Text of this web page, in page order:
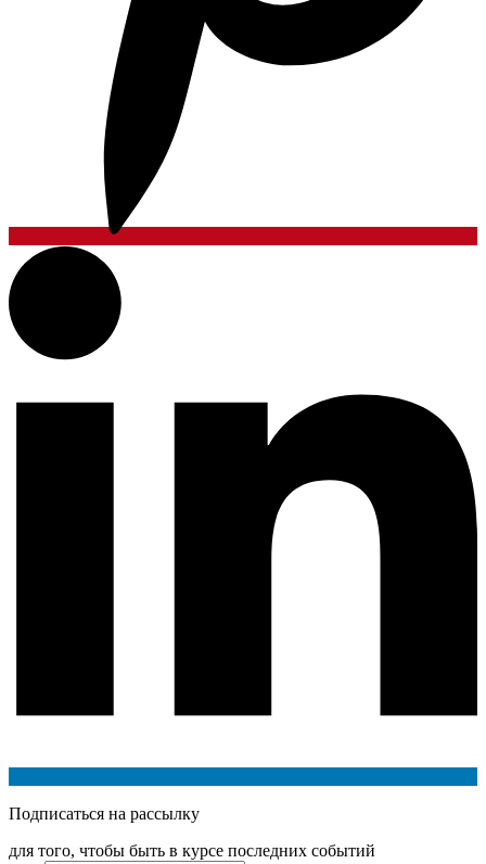
Подписаться на рассылку
для того, чтобы быть в курсе последних событий